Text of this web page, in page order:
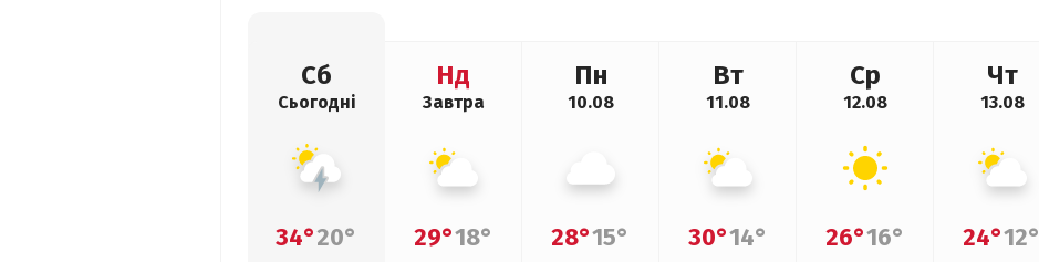
Сб
Сьогодні
34°20°
Нд
Завтра
29°18°
Пн
10.08
28°15°
Вт
11.08
30°14°
Ср
12.08
26°16°
Чт
13.08
24°12°